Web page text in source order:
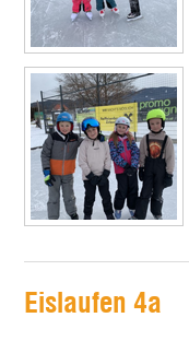
Eislaufen 4a